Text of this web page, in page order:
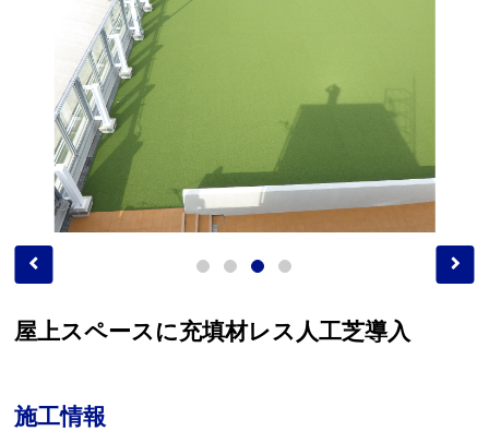
屋上スペースに充填材レス人工芝導入
施工情報